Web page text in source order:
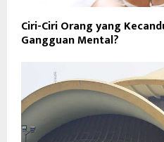
Ciri-Ciri Orang yang
Gangguan Mental?